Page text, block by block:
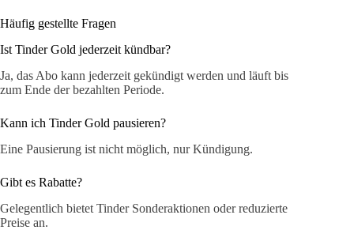
Häufig gestellte Fragen
Ist Tinder Gold jederzeit kündbar?
Ja, das Abo kann jederzeit gekündigt werden und läuft bis
zum Ende der bezahlten Periode.
Kann ich Tinder Gold pausieren?
Eine Pausierung ist nicht möglich, nur Kündigung.
Gibt es Rabatte?
Gelegentlich bietet Tinder Sonderaktionen oder reduzierte
Preise an.